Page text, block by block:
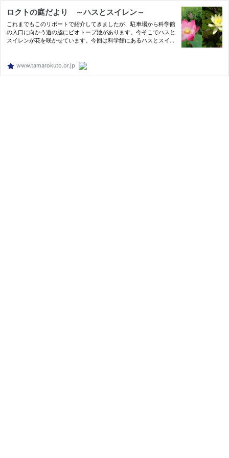
ロクトの庭だより ～ハスとスイレン～
これまでもこのリポートで紹介してきましたが、駐車場から科学館
の入口に向かう道の脇にビオトープ池があります。今そこでハスと
スイレンが花を咲かせています。今回は科学館にあるハスとスイレ
www.tamarokuto.or.jp